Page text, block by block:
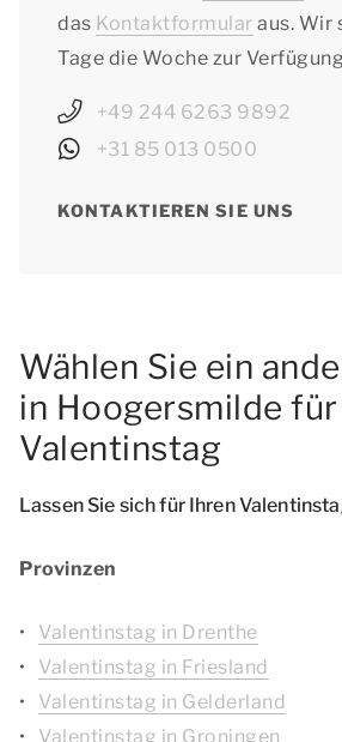
das Kontaktformular aus. Wir
Tage die Woche zur
+49 244 6263 9892
+31 85 013 0500
KONTAKTIEREN SIE UNS
Wählen Sie ein
in Hoogersmilde
Valentinstag
Lassen Sie sich für Ihren
Provinzen
Valentinstag in Drenthe
Valentinstag in Friesland
Valentinstag in Gelderland
Valentinstag in Groningen